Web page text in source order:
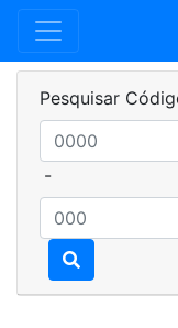
Pesquisar
-